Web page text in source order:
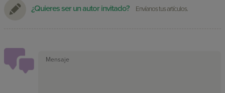
¿Quieres ser un autor invitado? Envíanos tus artículos.